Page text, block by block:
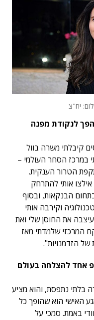
יח"צ
לנקודת מפנה
קיבלתי משרה בוול
בספטמבר 2001 עבדתי במרכז הסחר העולמי –
הטרור הענקית.
אותי להתרחק
הבנקאות, ובסוף
וקירבה אותי
את החוסן שלי ואת
המרכזי שלמדתי מאז
הזדמנויות".
אחד להצלחה בעולם
בלתי נתפסת, והוא מציע
האישי הוא שהופך כל
באמת. סמכי על